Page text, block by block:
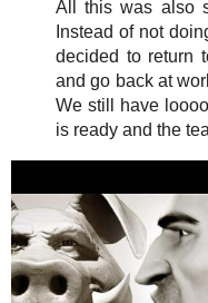
All this was also
Instead of not
decided to return
and go back at
We still have
is ready and the